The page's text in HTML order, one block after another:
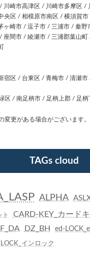
川崎市高津区 / 川崎市多摩区 /
央区 / 相模原市南区 / 横須賀
ヶ崎市 / 逗子市 / 三浦市 / 秦野
座間市 / 綾瀬市 / 三浦郡葉山町
宿区 / 台東区 / 青梅市 / 清瀬市
区 / 南足柄市 / 足柄上郡 / 足柄
変更がある場合がございます
TAGs cloud
ALPHA
ト
CARD-KEY_カード
DZ_BH ed-
LOCK_インロック